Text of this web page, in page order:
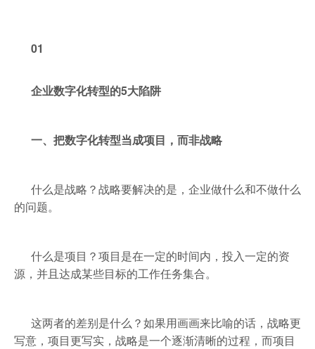
01
企业数字化转型的5大陷阱
一、把数字化转型当成项目，而非战略
什么是战略？战略要解决的是，企业做什么和不做什么
的问题。
什么是项目？项目是在一定的时间内，投入一定的资
源，并且达成某些目标的工作任务集合。
这两者的差别是什么？如果用画画来比喻的话，战略更
写意，项目更写实，战略是一个逐渐清晰的过程，而项目